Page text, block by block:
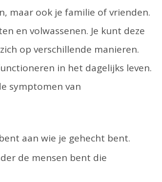
maar ook je familie of vrienden.
en volwassenen. Je kunt deze
op verschillende manieren.
in het dagelijks leven.
symptomen van
aan wie je gehecht bent.
de mensen bent die